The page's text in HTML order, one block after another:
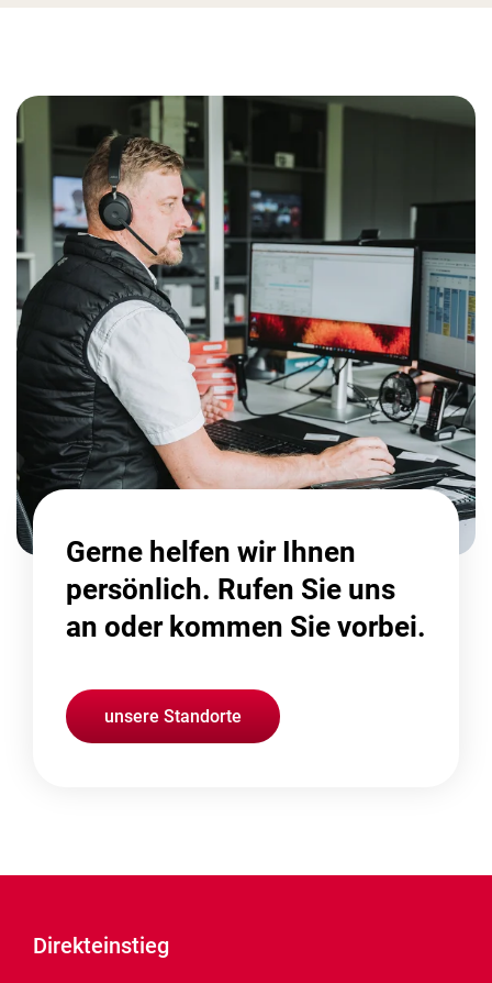
Gerne helfen wir Ihnen
persönlich. Rufen Sie uns
an oder kommen Sie vorbei.
unsere Standorte
Direkteinstieg